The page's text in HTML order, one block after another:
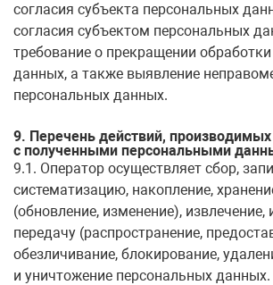
согласия субъекта персональных
согласия субъектом персональных
требование о прекращении
данных, а также выявление
персональных данных.
9. Перечень действий,
с полученными персональными
9.1. Оператор осуществляет сбор,
систематизацию, накопление,
(обновление, изменение), извлечение,
передачу (распространение,
обезличивание, блокирование,
и уничтожение персональных данных.